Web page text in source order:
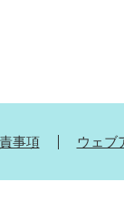
事項 ウェブ